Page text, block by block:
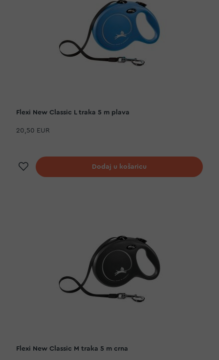
Flexi New Classic L traka 5 m plava
20,50 EUR
Dodaj na listu želja
Dodaj u košaricu
Flexi New Classic M traka 5 m crna